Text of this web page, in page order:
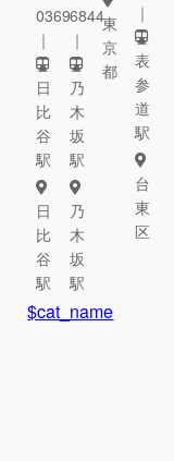
0369
｜
日
比
谷
駅
日
比
谷
駅
6844
｜
乃
木
坂
駅
乃
木
坂
駅
東
京
都
｜
表
参
道
駅
台
東
区
$cat_name